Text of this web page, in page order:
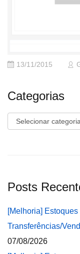
13/11/2015
Categorias
Categorias
Posts
[Melhoria]
Transferências/
07/08/2026